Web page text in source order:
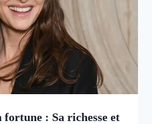
: Sa richesse et